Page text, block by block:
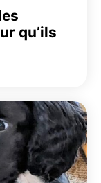
qu’ils